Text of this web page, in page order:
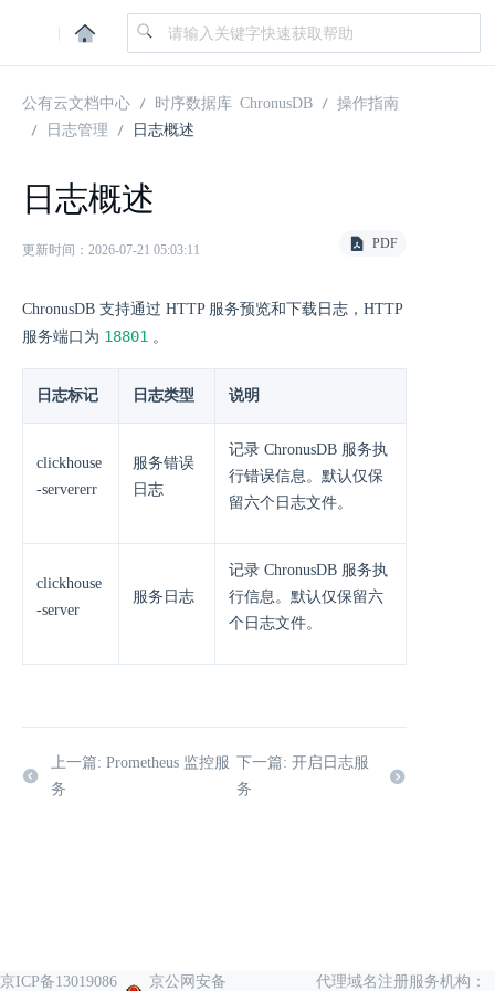
|
公有云文档中心 时序数据库 ChronusDB
操作指南
日志管理
日志概述
日志概述
更新时间：2026-07-21 05:03:11 PDF
ChronusDB 支持通过 HTTP 服务预览和下载日志，HTTP
服务端口为 18801 。
日志标记 日志类型 说明
clickhouse
-servererr
服务错误
日志
记录 ChronusDB 服务执
行错误信息。默认仅保
留六个日志文件。
clickhouse
-server
服务日志
记录 ChronusDB 服务执
行信息。默认仅保留六
个日志文件。
上一篇: Prometheus 监控服
务
下一篇: 开启日志服
务
京ICP备13019086 京公网安备 代理域名注册服务机构：